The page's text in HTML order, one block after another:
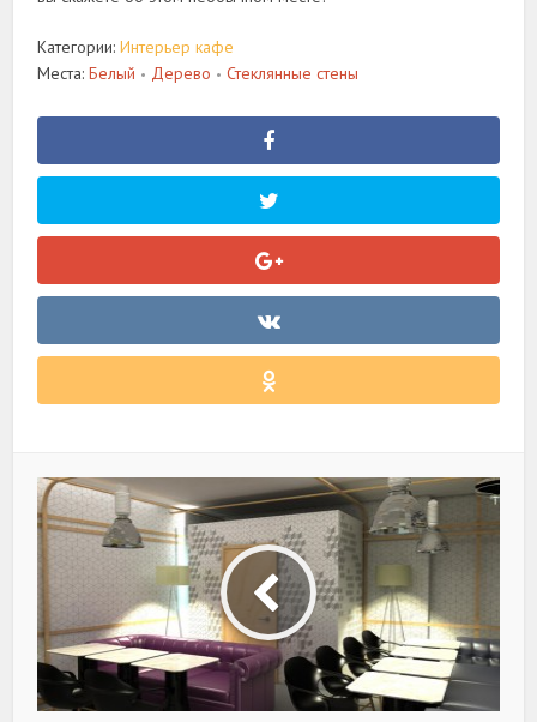
Категории:Интерьер кафе
Места:Белый • Дерево • Стеклянные стены